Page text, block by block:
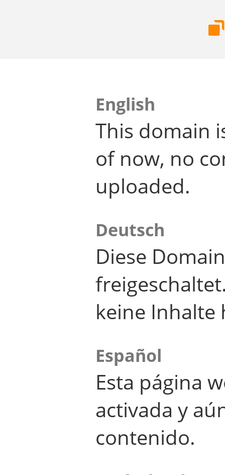
English
This domain
of now, no
uploaded.
Deutsch
Diese
keine Inhalte
Español
Esta página
activada y
contenido.